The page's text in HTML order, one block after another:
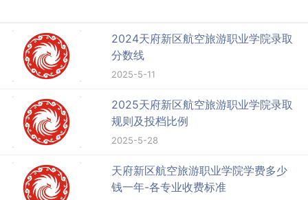
2024天府新区航空旅游职业学院录取
分数线
2025-5-11
2025天府新区航空旅游职业学院录取
规则及投档比例
2025-5-28
天府新区航空旅游职业学院学费多少
钱一年-各专业收费标准